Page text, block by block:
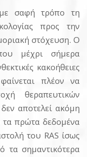
σαφή τρόπο τη
προς την
στόχευση. Ο
μέχρι σήμερα
κακοήθειες
πλέον να
θεραπευτικών
αποτελεί ακόμη
τα πρώτα δεδομένα
του RAS ίσως
τα σημαντικότερα